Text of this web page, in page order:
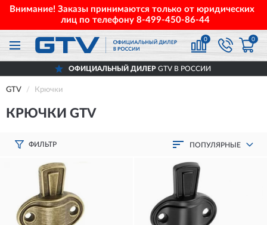
Внимание! Заказы принимаются только от юридических
лиц по телефону 8-499-450-86-44
0 0
ОФИЦИАЛЬНЫЙ ДИЛЕР GTV В РОССИИ
GTV Крючки
КРЮЧКИ GTV
ФИЛЬТР ПОПУЛЯРНЫЕ